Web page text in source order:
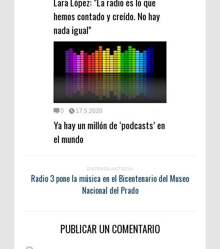
hemos contado y creído. No hay
nada igual"
0 17.5.2020
Ya hay un millón de ‘podcasts’ en
el mundo
ENTRADA ANTIGUA
Radio 3 pone la música en el Bicentenario del Museo
Nacional del Prado
PUBLICAR UN COMENTARIO